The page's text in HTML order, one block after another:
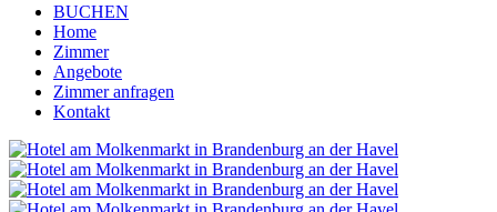
BUCHEN
Home
Zimmer
Angebote
Zimmer anfragen
Kontakt